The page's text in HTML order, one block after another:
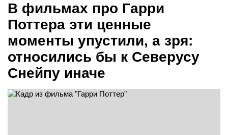
В фильмах про Гарри
Поттера эти ценные
моменты упустили, а зря:
относились бы к Северусу
Снейпу иначе